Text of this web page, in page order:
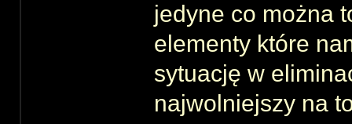
jedyne co można
elementy które
sytuację w
najwolniejszy na